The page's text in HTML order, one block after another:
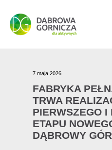
PRZEJDŹ DO MENU
PRZEJDŹ DO
PRZEJDŹ DO TREŚCI
7 maja 2026
FABRYKA
TRWA
PIERWSZEGO I
ETAPU
DĄBROWY